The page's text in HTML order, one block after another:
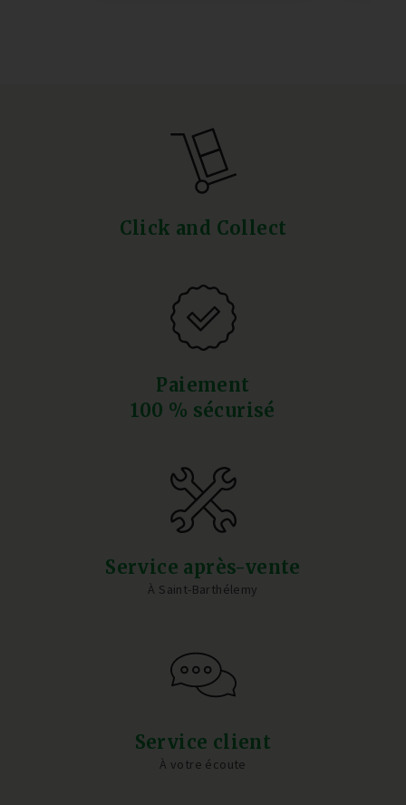
Click and Collect
Paiement
100 % sécurisé
Service après-vente
À Saint-Barthélemy
Service client
À votre écoute